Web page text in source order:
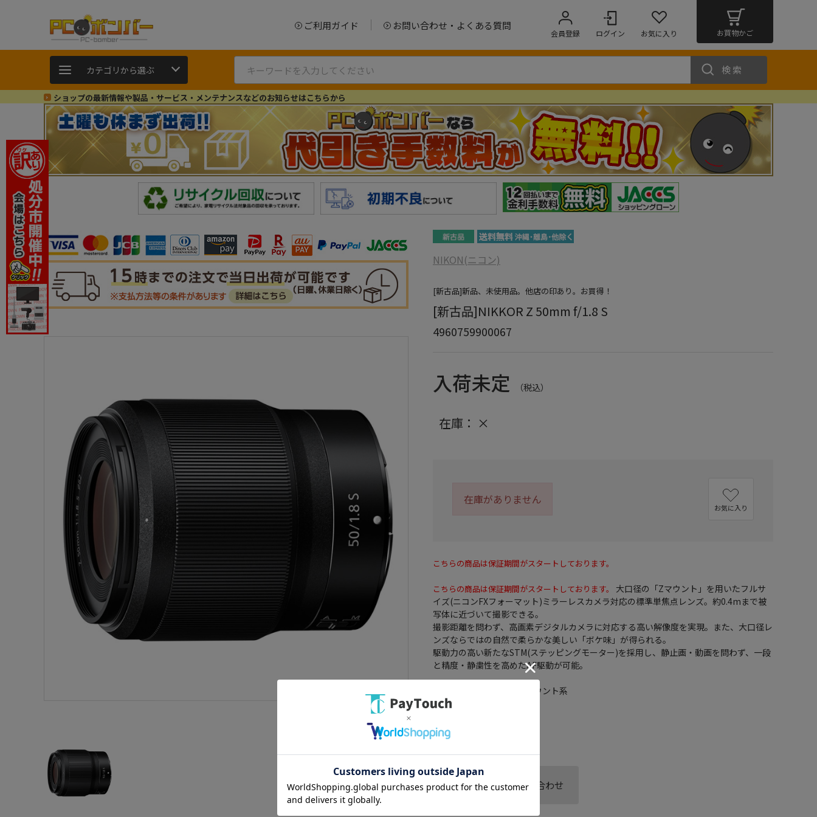
ご利用ガイド お問い合わせ・よくある質問
会員登録 ログイン お気に入り お買物かご
カテゴリから選ぶ 検索
ショップの最新情報や製品・サービス・メンテナンスなどのお知らせはこちらから
NIKON(ニコン)
[新古品]新品、未使用品。他店の印あり。お買得！
[新古品]NIKKOR Z 50mm f/1.8 S
4960759900067
入荷未定 （税込）
在庫： ×
在庫がありません
お気に入り
こちらの商品は保証期間がスタートしております。
こちらの商品は保証期間がスタートしております。
大口径の「Zマウント」を用いたフルサ
イズ(ニコンFXフォーマット)ミラーレスカメラ対応の標準単焦点レンズ。約0.4mまで被
写体に近づいて撮影できる。
撮影距離を問わず、高画素デジタルカメラに対応する高い解像度を実現。また、大口径レ
ンズならではの自然で柔らかな美しい「ボケ味」が得られる。
駆動力の高い新たなSTM(ステッピングモーター)を採用し、静止画・動画を問わず、一段
と精度・静粛性を高めたAF駆動が可能。
対応マウント： ニコンZマウント系
レンズタイプ： 単焦点
フィルター： 62 mm
この商品へのお問い合わせ